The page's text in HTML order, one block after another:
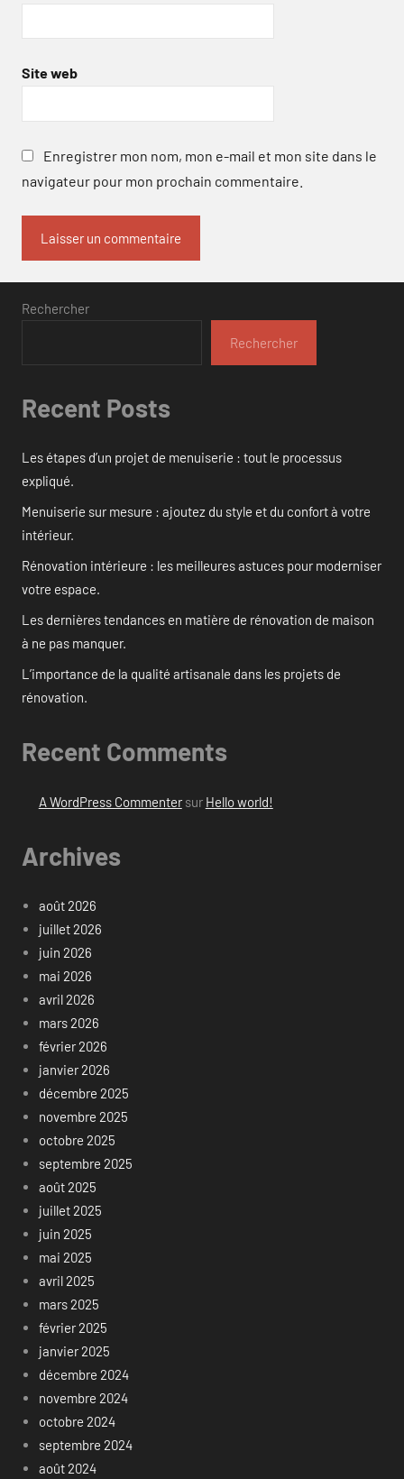
Site web
Enregistrer mon nom, mon e-mail et mon site dans le
navigateur pour mon prochain commentaire.
Rechercher
Rechercher
Recent Posts
Les étapes d’un projet de menuiserie : tout le processus
expliqué.
Menuiserie sur mesure : ajoutez du style et du confort à votre
intérieur.
Rénovation intérieure : les meilleures astuces pour moderniser
votre espace.
Les dernières tendances en matière de rénovation de maison
à ne pas manquer.
L’importance de la qualité artisanale dans les projets de
rénovation.
Recent Comments
A WordPress Commentersur Hello world!
Archives
août 2026
juillet 2026
juin 2026
mai 2026
avril 2026
mars 2026
février 2026
janvier 2026
décembre 2025
novembre 2025
octobre 2025
septembre 2025
août 2025
juillet 2025
juin 2025
mai 2025
avril 2025
mars 2025
février 2025
janvier 2025
décembre 2024
novembre 2024
octobre 2024
septembre 2024
août 2024